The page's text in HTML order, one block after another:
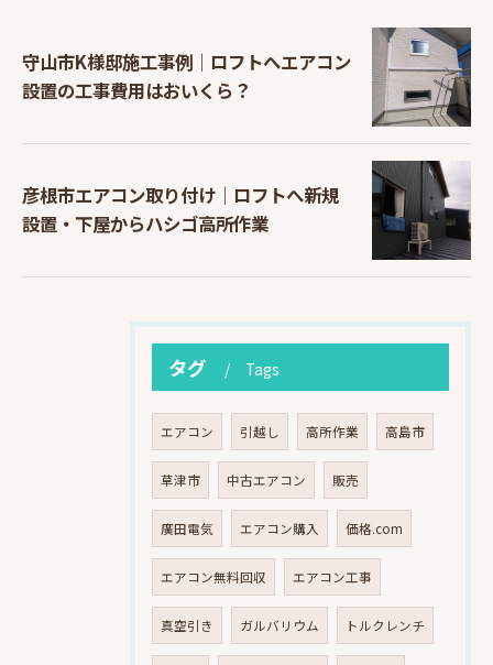
守山市K様邸施工事例｜ロフトへエアコン
設置の工事費用はおいくら？
彦根市エアコン取り付け｜ロフトへ新規
設置・下屋からハシゴ高所作業
タグ Tags
エアコン 引越し 高所作業 高島市
草津市 中古エアコン 販売
廣田電気 エアコン購入 価格.com
エアコン無料回収 エアコン工事
真空引き ガルバリウム トルクレンチ